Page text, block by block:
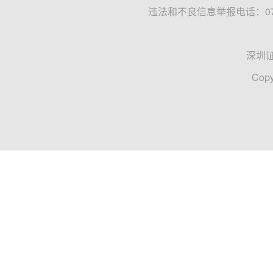
违法和不良信息举报电话：
深圳